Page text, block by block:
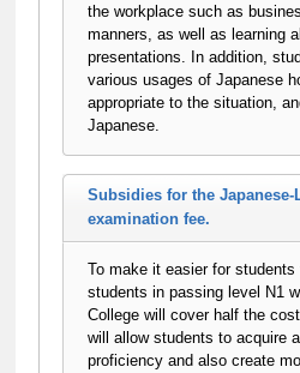
the workplace such as
manners, as well as learning
presentations. In addition,
various usages of Japanese
appropriate to the situation,
Japanese.
Subsidies for the
examination fee.
To make it easier for
students in passing level N1
College will cover half the
will allow students to acquire
proficiency and also create